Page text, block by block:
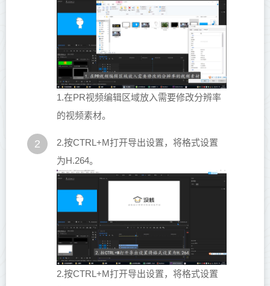
1.在PR视频编辑区域放入需要修改分辨率
的视频素材。
2
2.按CTRL+M打开导出设置，将格式设置
为H.264。
2.按CTRL+M打开导出设置，将格式设置